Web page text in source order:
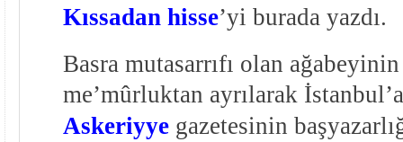
Kıssadan hisse’yi burada yazdı.
Basra mutasarrıfı olan
me’mûrluktan ayrılarak
Askeriyyegazetesinin